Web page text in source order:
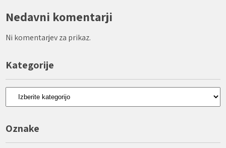
Nedavni komentarji
Ni komentarjev za prikaz.
Kategorije
Kategorije
Oznake